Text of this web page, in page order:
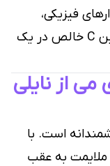
فیزیکی،
اسیدهای قوی (AHA/BHA) و ویتامین C خالص در یک
از نایلی
است. با
ملایمت به عقب